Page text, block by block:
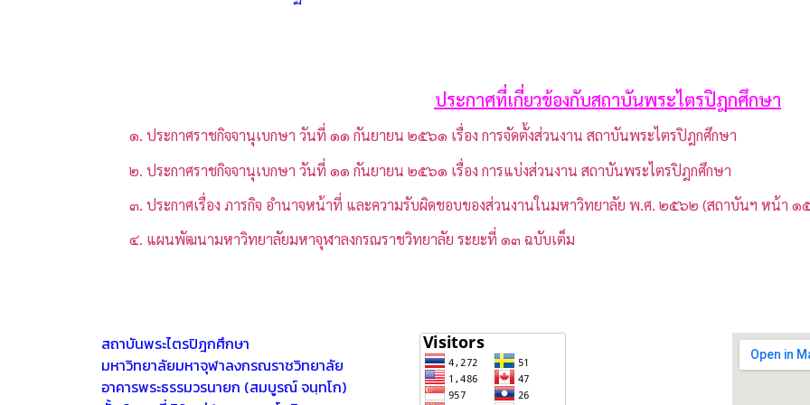
ประกาศที่เกี่ยวข้องกับสถาบันพระไตรปิฎกศึกษา
๑. ประกาศราชกิจจานุเบกษา วันที่ ๑๑ กันยายน ๒๕๖๑ เรื่อง การจัดตั้งส่วนงาน สถาบันพระไตรปิฎกศึกษา
๒. ประกาศราชกิจจานุเบกษา วันที่ ๑๑ กันยายน ๒๕๖๑ เรื่อง การแบ่งส่วนงาน สถาบันพระไตรปิฎกศึกษา
๓. ประกาศเรื่อง ภารกิจ อำนาจหน้าที่ และความรับผิดชอบของส่วนงานในมหาวิทยาลัย พ.ศ. ๒๕๖๒ (สถาบันฯ หน้า ๑
๔. แผนพัฒนามหาวิทยาลัยมหาจุฬาลงกรณราชวิทยาลัย ระยะที่ ๑๓ ฉบับเต็ม
สถาบันพระไตรปิฎกศึกษา
มหาวิทยาลัยมหาจุฬาลงกรณราชวิทยาลัย
อาคารพระธรรมวรนายก (สมบูรณ์ จนฺทโก)